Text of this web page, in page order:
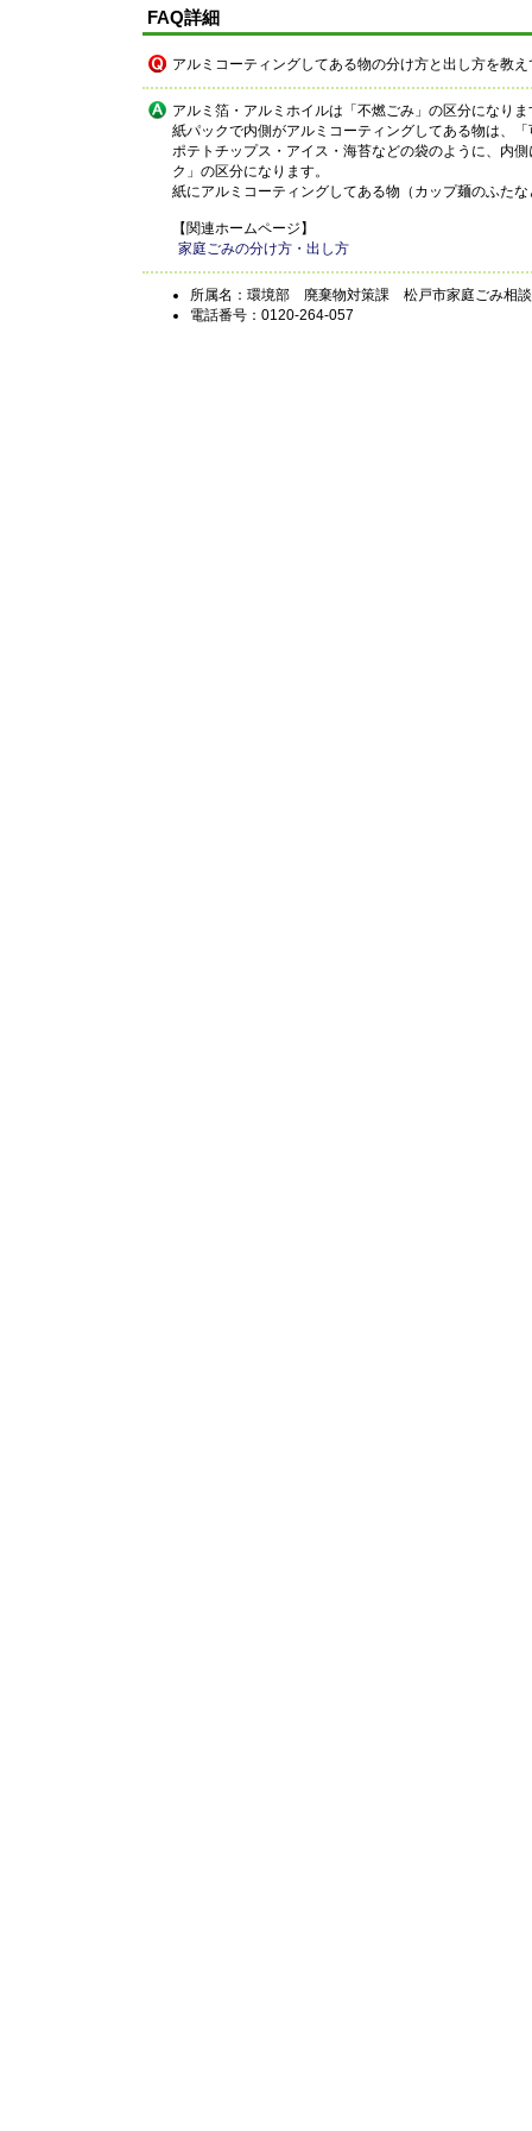
FAQ詳細
アルミコーティングしてある物の分け方と出し方を教
アルミ箔・アルミホイルは「不燃ごみ」の区分になりま
紙パックで内側がアルミコーティングしてある物は、
ポテトチップス・アイス・海苔などの袋のように、内
ク」の区分になります。
紙にアルミコーティングしてある物（カップ麺のふた
【関連ホームページ】
家庭ごみの分け方・出し方
所属名：環境部 廃棄物対策課 松戸市家庭ごみ相
電話番号：0120-264-057